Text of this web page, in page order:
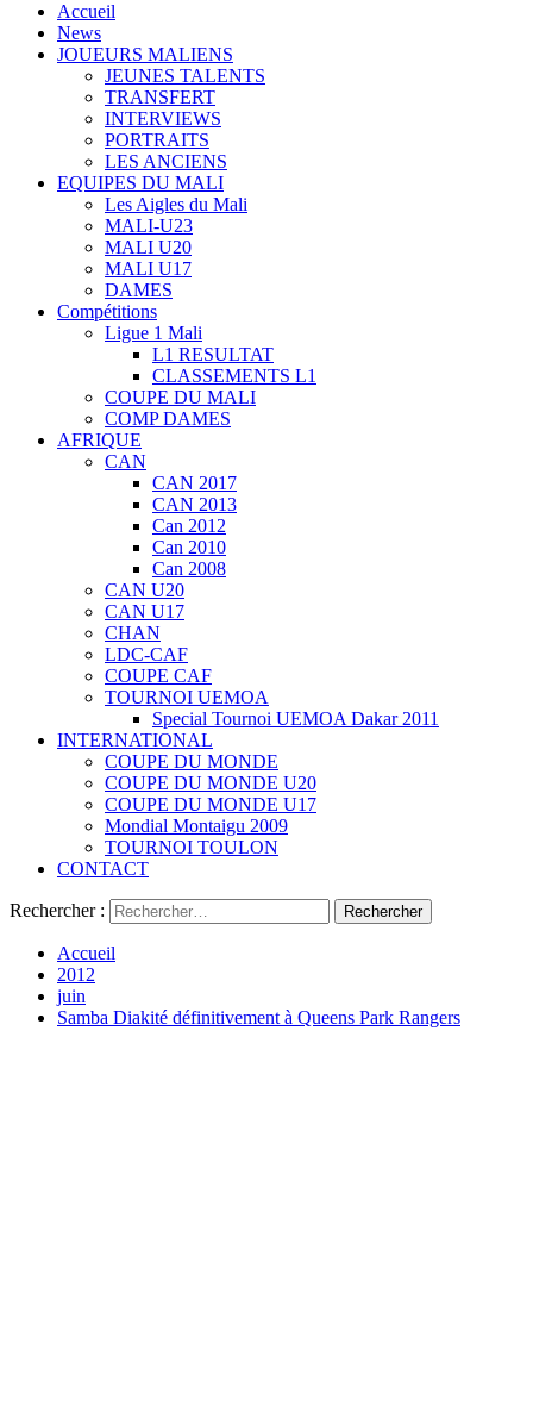
Accueil
News
JOUEURS MALIENS
JEUNES TALENTS
TRANSFERT
INTERVIEWS
PORTRAITS
LES ANCIENS
EQUIPES DU MALI
Les Aigles du Mali
MALI-U23
MALI U20
MALI U17
DAMES
Compétitions
Ligue 1 Mali
L1 RESULTAT
CLASSEMENTS L1
COUPE DU MALI
COMP DAMES
AFRIQUE
CAN
CAN 2017
CAN 2013
Can 2012
Can 2010
Can 2008
CAN U20
CAN U17
CHAN
LDC-CAF
COUPE CAF
TOURNOI UEMOA
Special Tournoi UEMOA Dakar 2011
INTERNATIONAL
COUPE DU MONDE
COUPE DU MONDE U20
COUPE DU MONDE U17
Mondial Montaigu 2009
TOURNOI TOULON
CONTACT
Rechercher :
Accueil
2012
juin
Samba Diakité définitivement à Queens Park Rangers